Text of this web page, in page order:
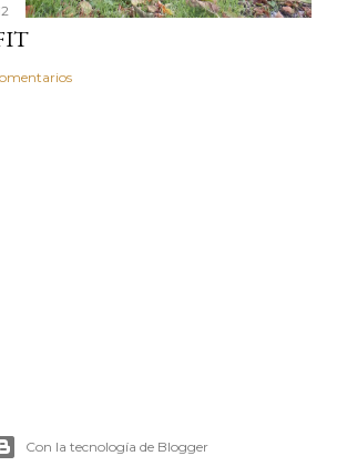
Con la tecnología de Blogger